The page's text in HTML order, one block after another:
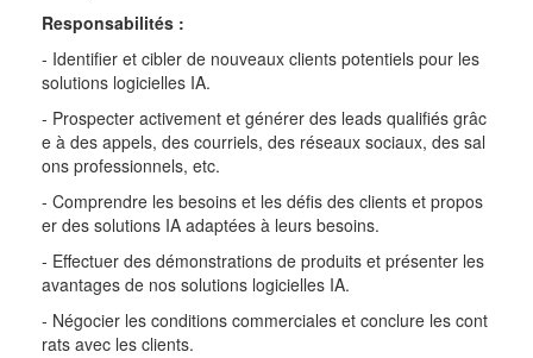
Responsabilités :
- Identifier et cibler de nouveaux clients potentiels pour les
solutions logicielles IA.
- Prospecter activement et générer des leads qualifiés grâc
e à des appels, des courriels, des réseaux sociaux, des sal
ons professionnels, etc.
- Comprendre les besoins et les défis des clients et propos
er des solutions IA adaptées à leurs besoins.
- Effectuer des démonstrations de produits et présenter les
avantages de nos solutions logicielles IA.
- Négocier les conditions commerciales et conclure les cont
rats avec les clients.